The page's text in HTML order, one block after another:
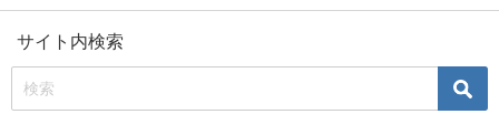
サイト内検索